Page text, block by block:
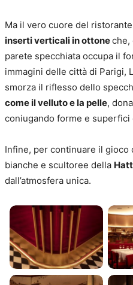
Ma il vero cuore del
insertiverticali in ottoneche,
parete specchiata occupa il
immagini delle città di Parigi,
smorza il riflesso dello
come il velluto e la pelle,
coniugando forme e superfici
Infine, per continuare il gioco
bianche e scultoree della
dall’atmosfera unica.